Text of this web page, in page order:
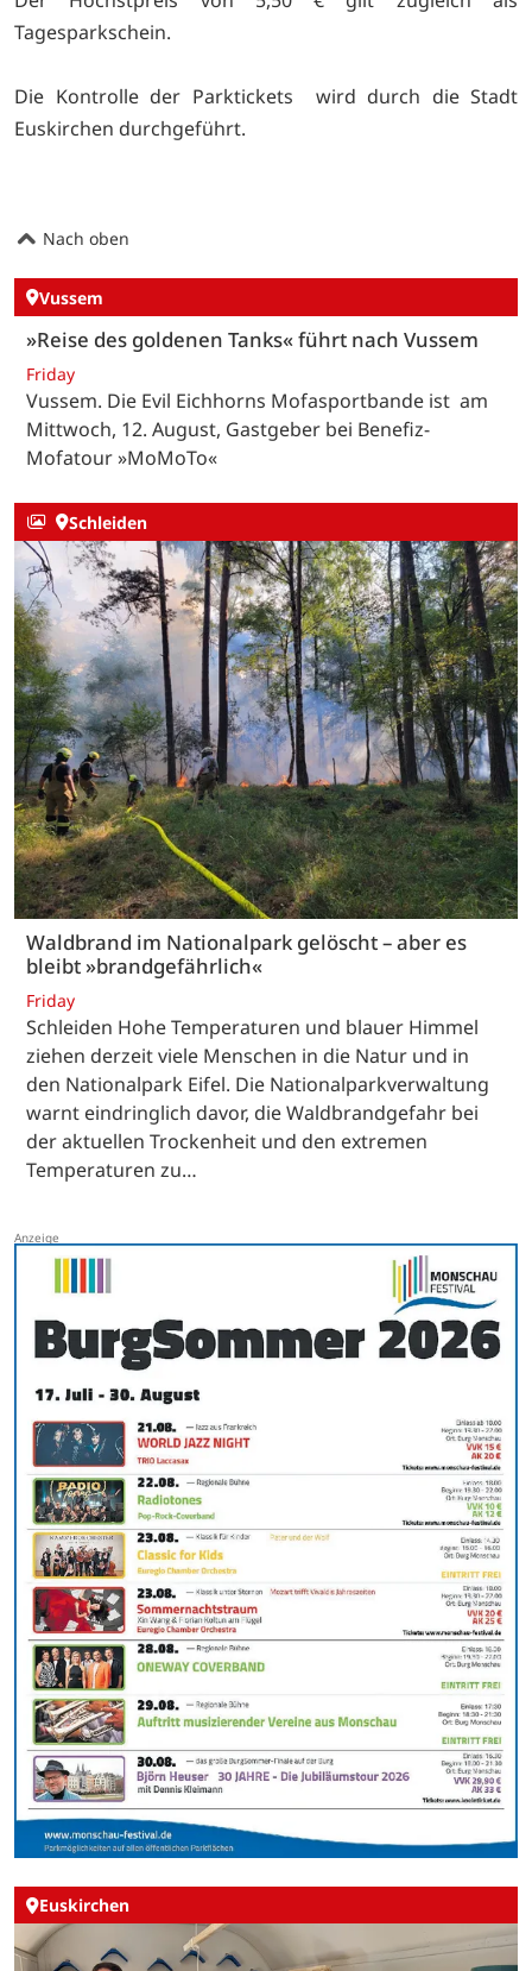
Tagesparkschein.
Die Kontrolle der Parktickets wird durch die Stadt
Euskirchen durchgeführt.
Nach oben
Vussem
»Reise des goldenen Tanks« führt nach Vussem
Friday
Vussem. Die Evil Eichhorns Mofasportbande ist am
Mittwoch, 12. August, Gastgeber bei Benefiz-
Mofatour »MoMoTo«
Schleiden
Waldbrand im Nationalpark gelöscht – aber es
bleibt »brandgefährlich«
Friday
Schleiden Hohe Temperaturen und blauer Himmel
ziehen derzeit viele Menschen in die Natur und in
den Nationalpark Eifel. Die Nationalparkverwaltung
warnt eindringlich davor, die Waldbrandgefahr bei
der aktuellen Trockenheit und den extremen
Temperaturen zu…
Euskirchen